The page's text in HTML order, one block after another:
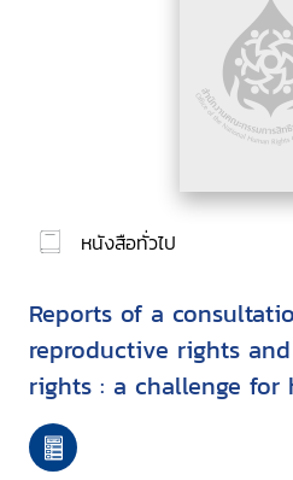
หนังสือทั่วไป
Reports of a
reproductive rights
rights : a challenge for
rights activists :
Lanka, 28-30 January